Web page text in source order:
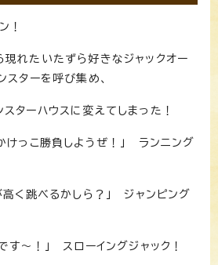
！
れたいたずら好きなジャックオー
スターを呼び集め、
ターハウスに変えてしまった！
けっこ勝負しようぜ！」 ランニング
高く跳べるかしら？」 ジャンピング
す〜！」 スローイングジャック！